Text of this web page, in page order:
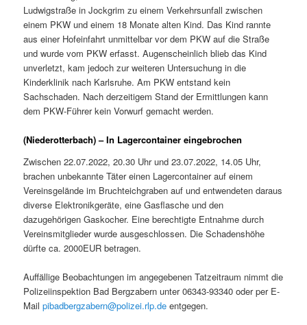
Ludwigstraße in Jockgrim zu einem Verkehrsunfall zwischen
einem PKW und einem 18 Monate alten Kind. Das Kind rannte
aus einer Hofeinfahrt unmittelbar vor dem PKW auf die Straße
und wurde vom PKW erfasst. Augenscheinlich blieb das Kind
unverletzt, kam jedoch zur weiteren Untersuchung in die
Kinderklinik nach Karlsruhe. Am PKW entstand kein
Sachschaden. Nach derzeitigem Stand der Ermittlungen kann
dem PKW-Führer kein Vorwurf gemacht werden.
(Niederotterbach) – In Lagercontainer eingebrochen
Zwischen 22.07.2022, 20.30 Uhr und 23.07.2022, 14.05 Uhr,
brachen unbekannte Täter einen Lagercontainer auf einem
Vereinsgelände im Bruchteichgraben auf und entwendeten daraus
diverse Elektronikgeräte, eine Gasflasche und den
dazugehörigen Gaskocher. Eine berechtigte Entnahme durch
Vereinsmitglieder wurde ausgeschlossen. Die Schadenshöhe
dürfte ca. 2000EUR betragen.
Auffällige Beobachtungen im angegebenen Tatzeitraum nimmt die
Polizeiinspektion Bad Bergzabern unter 06343-93340 oder per E-
Mailpibadbergzabern@polizei.rlp.de entgegen.